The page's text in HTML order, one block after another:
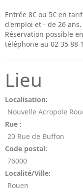
Entrée 8€ ou 5€ en
d'emploi et - de 26 ans.
Réservation possible
téléphone au 02 35 88
Lieu
Localisation:
Nouvelle Acropole
Rue :
20 Rue de Buffon
Code postal:
76000
Localité/Ville:
Rouen